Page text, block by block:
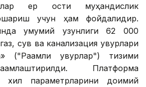
ер ости муҳандислик
учун ҳам фойдалидир.
умумий узунлиги 62 000
сув ва канализация қувурлари
("Рақамли қувурлар") тизими
Платформа
хил параметрларини доимий